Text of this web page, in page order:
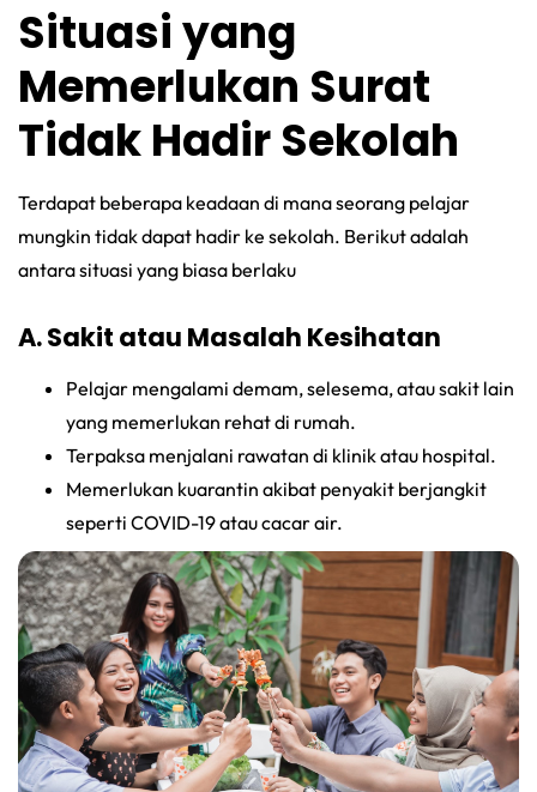
Situasi yang
Memerlukan Surat
Tidak Hadir Sekolah
Terdapat beberapa keadaan di mana seorang pelajar
mungkin tidak dapat hadir ke sekolah. Berikut adalah
antara situasi yang biasa berlaku
A. Sakit atau Masalah Kesihatan
Pelajar mengalami demam, selesema, atau sakit lain
yang memerlukan rehat di rumah.
Terpaksa menjalani rawatan di klinik atau hospital.
Memerlukan kuarantin akibat penyakit berjangkit
seperti COVID-19 atau cacar air.